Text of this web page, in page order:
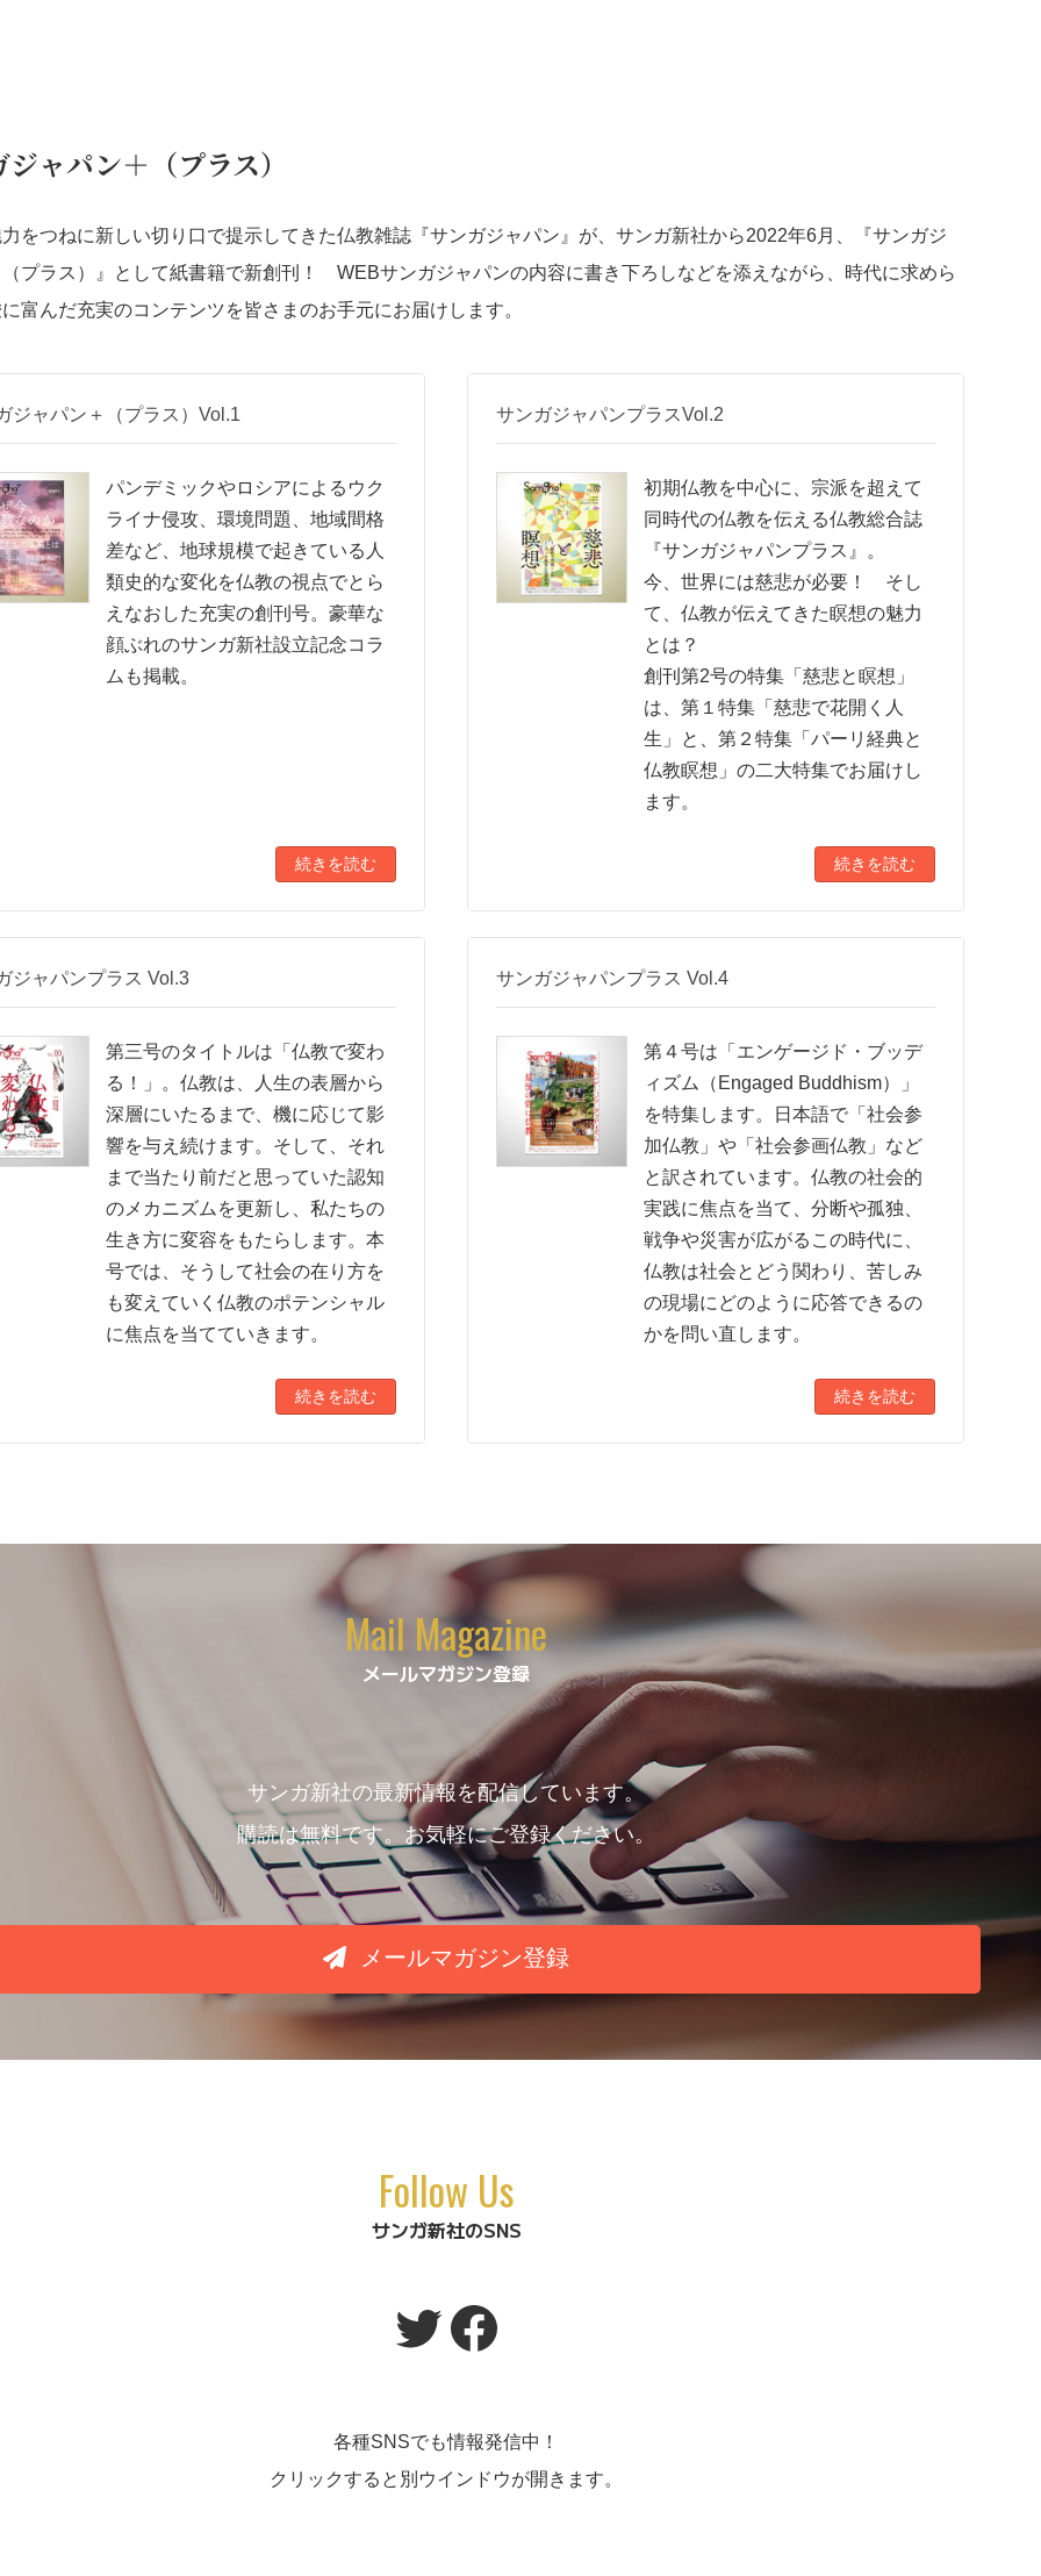
ャパン＋（プラス）
をつねに新しい切り口で提示してきた仏教雑誌『サンガジャパン』が、サンガ新社から2022年6月、『サンガジ
プラス）』として紙書籍で新創刊！ WEBサンガジャパンの内容に書き下ろしなどを添えながら、時代に求めら
富んだ充実のコンテンツを皆さまのお手元にお届けします。
ジャパン＋（プラス）Vol.1
パンデミックやロシアによるウク
ライナ侵攻、環境問題、地域間格
差など、地球規模で起きている人
類史的な変化を仏教の視点でとら
えなおした充実の創刊号。豪華な
顔ぶれのサンガ新社設立記念コラ
ムも掲載。
続きを読む
サンガジャパンプラスVol.2
初期仏教を中心に、宗派を超えて
同時代の仏教を伝える仏教総合誌
『サンガジャパンプラス』。
今、世界には慈悲が必要！ そし
て、仏教が伝えてきた瞑想の魅力
とは？
創刊第2号の特集「慈悲と瞑想」
は、第１特集「慈悲で花開く人
生」と、第２特集「パーリ経典と
仏教瞑想」の二大特集でお届けし
ます。
続きを読む
ジャパンプラス Vol.3
第三号のタイトルは「仏教で変わ
る！」。仏教は、人生の表層から
深層にいたるまで、機に応じて影
響を与え続けます。そして、それ
まで当たり前だと思っていた認知
のメカニズムを更新し、私たちの
生き方に変容をもたらします。本
号では、そうして社会の在り方を
も変えていく仏教のポテンシャル
に焦点を当てていきます。
続きを読む
サンガジャパンプラス Vol.4
第４号は「エンゲージド・ブッデ
ィズム（Engaged Buddhism）」
を特集します。日本語で「社会参
加仏教」や「社会参画仏教」など
と訳されています。仏教の社会的
実践に焦点を当て、分断や孤独、
戦争や災害が広がるこの時代に、
仏教は社会とどう関わり、苦しみ
の現場にどのように応答できるの
かを問い直します。
続きを読む
Mail Magazine
メールマガジン登録
サンガ新社の最新情報を配信しています。
購読は無料です。お気軽にご登録ください。
メールマガジン登録
Follow Us
サンガ新社のSNS
Twitter
Facebook
各種SNSでも情報発信中！
クリックすると別ウインドウが開きます。